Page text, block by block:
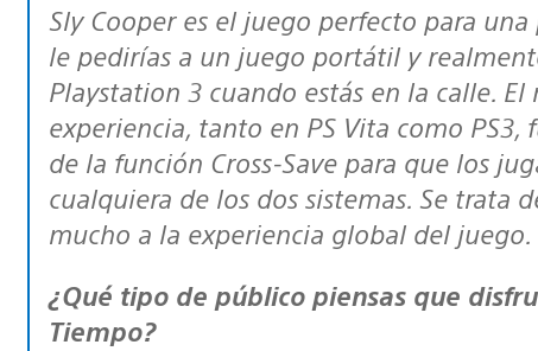
Sly Cooperes el juego perfecto para
le pedirías a un juego portátil y
Playstation 3 cuando estás en la calle.
experiencia, tanto en PS Vita como
de la función Cross-Save para que los
cualquiera de los dos sistemas. Se trata
mucho a la experiencia global del juego.
¿Qué tipo de público piensas que disfrutará con Sly Cooper: Ladrones en el
Tiempo?